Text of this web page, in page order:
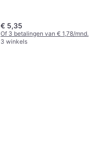
€ 5,35
Of 3 betalingen van € 1,78/mnd.
3 winkels